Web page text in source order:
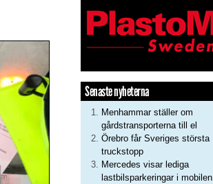
Senaste nyheterna
Menhammar ställer om
gårdstransporterna till el
Örebro får Sveriges största
truckstopp
Mercedes visar lediga
lastbilsparkeringar i mobilen